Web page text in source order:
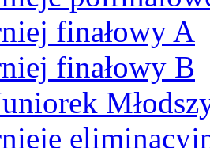
finałowy A
finałowy B